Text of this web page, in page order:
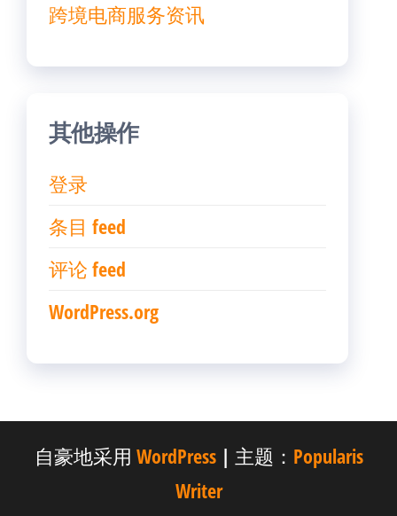
跨境电商服务资讯
其他操作
登录
条目 feed
评论 feed
WordPress.org
自豪地采用 WordPress | 主题： Popularis
Writer